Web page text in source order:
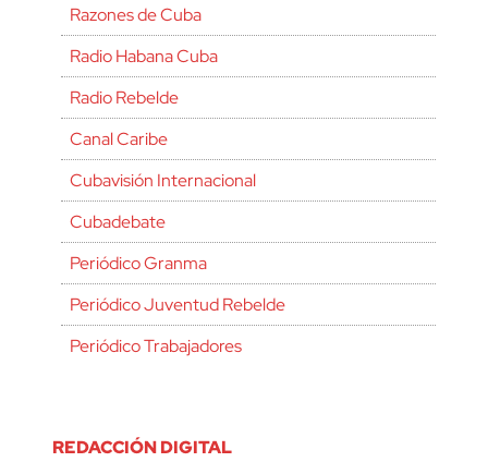
Razones de Cuba
Radio Habana Cuba
Radio Rebelde
Canal Caribe
Cubavisión Internacional
Cubadebate
Periódico Granma
Periódico Juventud Rebelde
Periódico Trabajadores
REDACCIÓN DIGITAL